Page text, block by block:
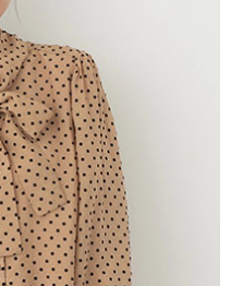
期」於每月結算日後寄送繳費提
條碼／台灣大直營門市／銀行轉
費。
（以下簡稱本公司）所提供，讓
務，並由商店將買賣／分期付款
司帳單繳交帳款。
約關係目的，商店將以您的個人
大哥大進項蒐集、處理及利用，
之確認、核對及更正。
https://oppay.tw/userRule
，將跳轉至「AFTEE先享後付」
可完成結帳。
簡訊。
訊中的連結，可透過四大超商／
方視為交易完成。
，但若您需要取消訂單，請聯絡
仍視為有效，需透過AFTEE先享
之結帳頁面顯示為準，若有關於
疑問，請聯繫「AFTEE先享後付
support/home
費
費
費
費